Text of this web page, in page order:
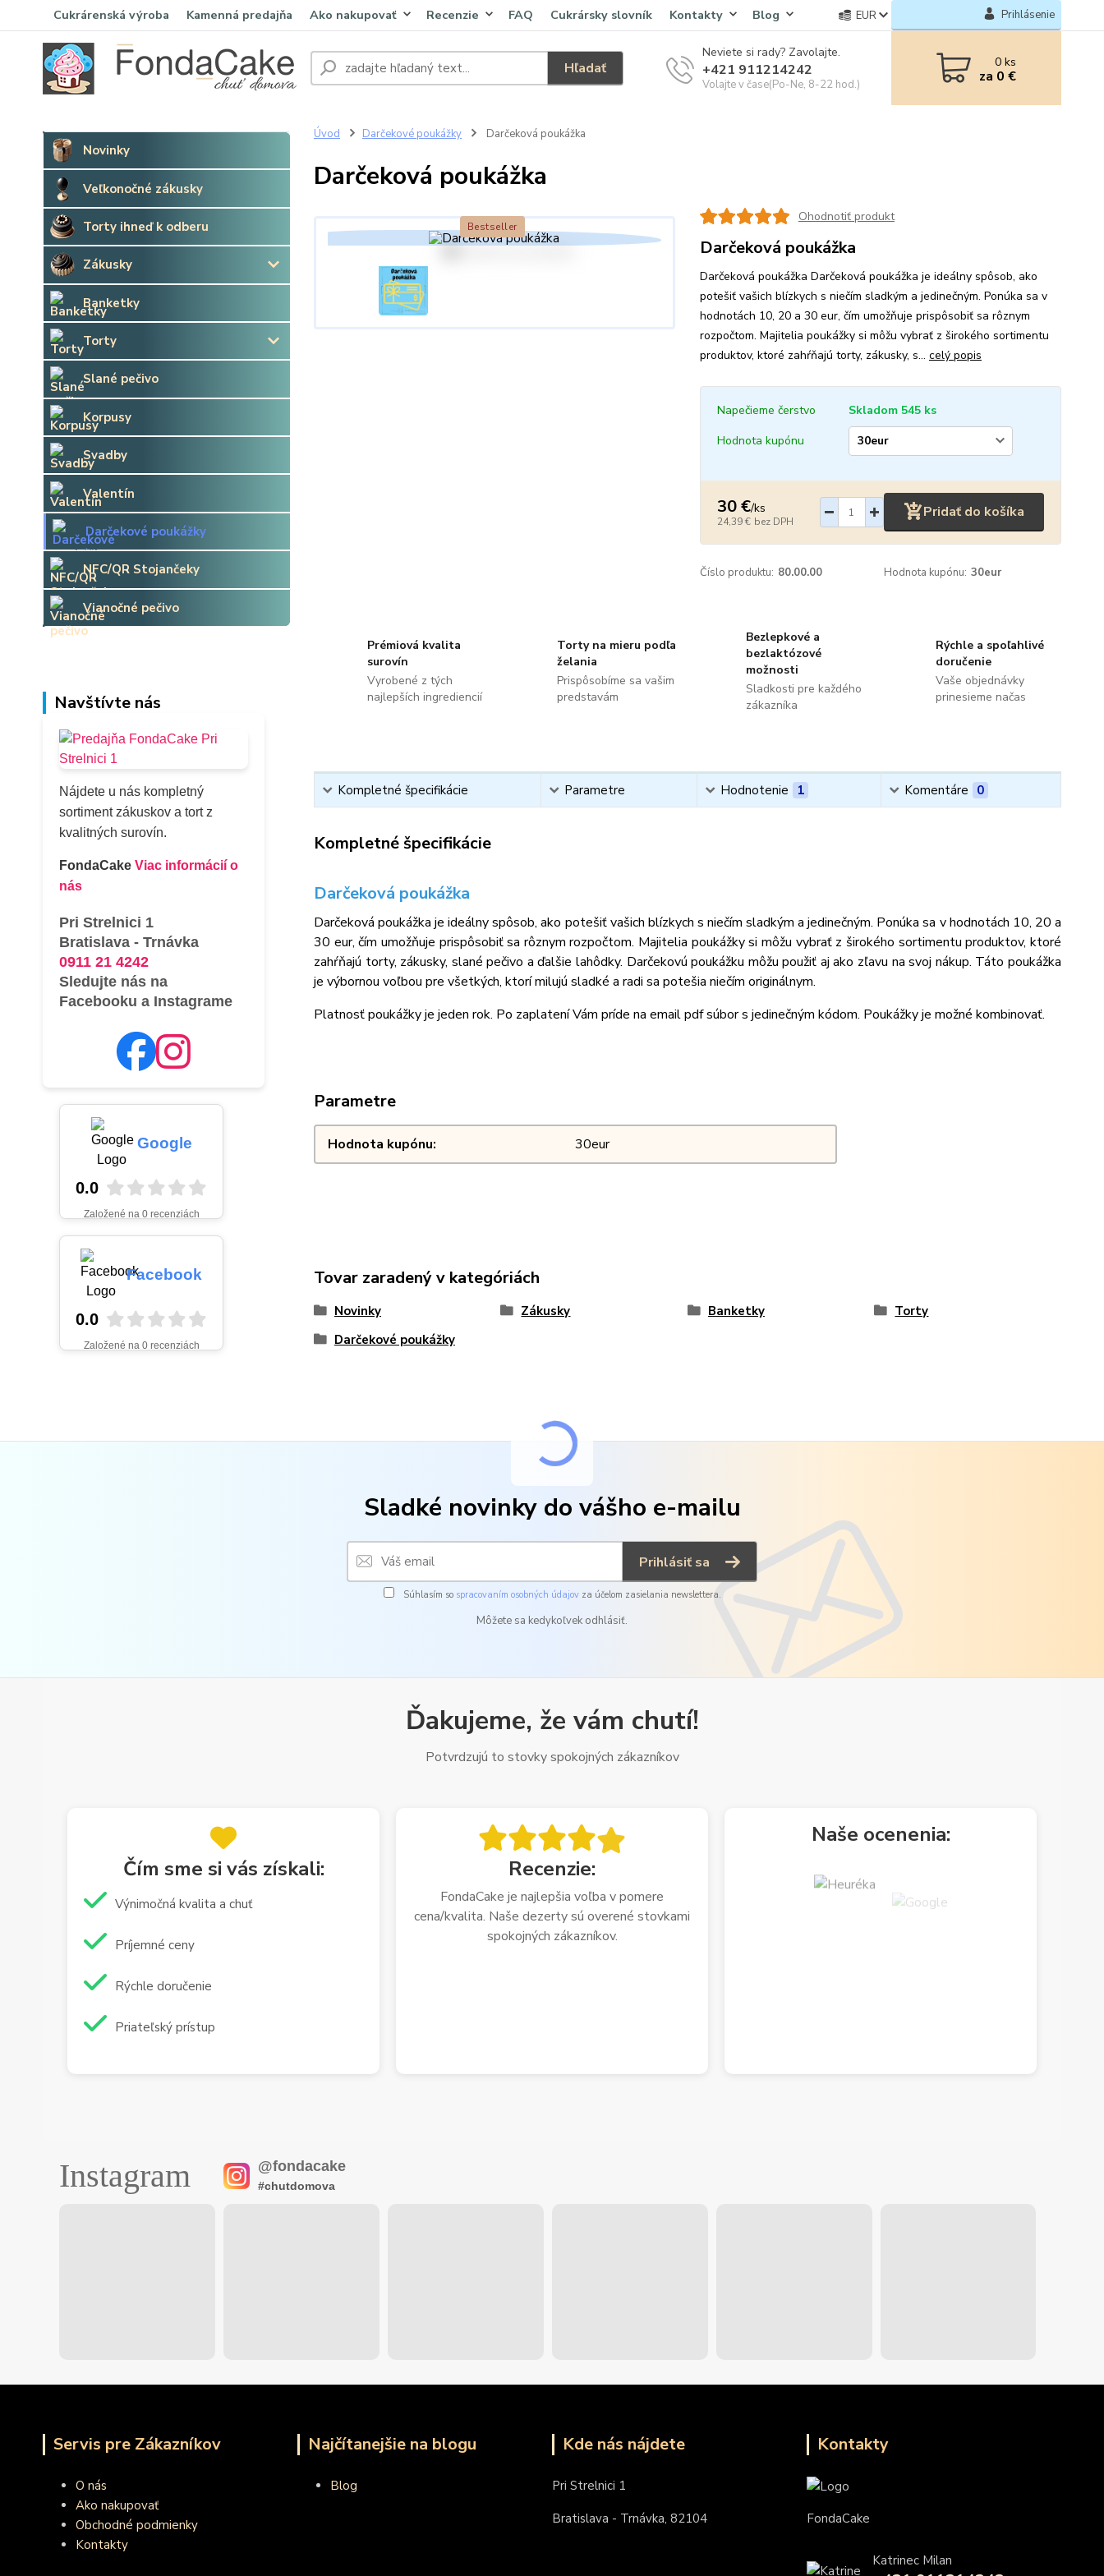
Cukrárenská výroba Kamenná predajňa Ako nakupovať Recenzie FAQ Cukrársky slovník Kontakty Blog EUR Prihlásenie
Hľadať
Neviete si rady? Zavolajte.
+421 911214242
Volajte v čase(Po-Ne, 8-22 hod.)
0ks
za 0 €
Novinky
Veľkonočné zákusky
Torty ihneď k odberu
Zákusky
Banketky
Torty
Slané pečivo
Korpusy
Svadby
Valentín
Darčekové poukážky
NFC/QR Stojančeky
Vianočné pečivo
Navštívte nás
Nájdete u nás kompletný
sortiment zákuskov a tort z
kvalitných surovín.
FondaCake Viac informácií o
nás
Pri Strelnici 1
Bratislava - Trnávka
0911 21 4242
Sledujte nás na
Facebooku a Instagrame
Google
0.0
Založené na 0 recenziách
Facebook
0.0
Založené na 0 recenziách
Úvod Darčekové poukážky Darčeková poukážka
Darčeková poukážka
Bestseller
Ohodnotiť produkt
Darčeková poukážka
Darčeková poukážka Darčeková poukážka je ideálny spôsob, ako
potešiť vašich blízkych s niečím sladkým a jedinečným. Ponúka sa v
hodnotách 10, 20 a 30 eur, čím umožňuje prispôsobiť sa rôznym
rozpočtom. Majitelia poukážky si môžu vybrať z širokého sortimentu
produktov, ktoré zahŕňajú torty, zákusky, s... celý popis
Napečieme čerstvo
Skladom 545 ks
Hodnota kupónu
30 €/ks
24,39 € bez DPH
Pridať do košíka
Číslo produktu: 80.00.00 Hodnota kupónu: 30eur
Prémiová kvalita
surovín
Vyrobené z tých
najlepších ingrediencií
Torty na mieru podľa
želania
Prispôsobíme sa vašim
predstavám
Bezlepkové a
bezlaktózové
možnosti
Sladkosti pre každého
zákazníka
Rýchle a spoľahlivé
doručenie
Vaše objednávky
prinesieme načas
Kompletné špecifikácie Parametre Hodnotenie 1 Komentáre 0
Kompletné špecifikácie
Darčeková poukážka
Darčeková poukážka je ideálny spôsob, ako potešiť vašich blízkych s niečím sladkým a jedinečným. Ponúka sa v hodnotách 10, 20 a
30 eur, čím umožňuje prispôsobiť sa rôznym rozpočtom. Majitelia poukážky si môžu vybrať z širokého sortimentu produktov, ktoré
zahŕňajú torty, zákusky, slané pečivo a ďalšie lahôdky. Darčekovú poukážku môžu použiť aj ako zľavu na svoj nákup. Táto poukážka
je výbornou voľbou pre všetkých, ktorí milujú sladké a radi sa potešia niečím originálnym.
Platnosť poukážky je jeden rok. Po zaplatení Vám príde na email pdf súbor s jedinečným kódom. Poukážky je možné kombinovať.
Parametre
Hodnota kupónu 30eur
Tovar zaradený v kategóriách
Novinky Zákusky Banketky
Torty
Darčekové poukážky
Sladké novinky do vášho e-mailu
Prihlásiť sa
Súhlasím so spracovaním osobných údajovza účelom zasielania newslettera.
Môžete sa kedykoľvek odhlásiť.
Ďakujeme, že vám chutí!
Potvrdzujú to stovky spokojných zákazníkov
Čím sme si vás získali:
Výnimočná kvalita a chuť
Príjemné ceny
Rýchle doručenie
Priateľský prístup
Recenzie:
FondaCake je najlepšia voľba v pomere
cena/kvalita. Naše dezerty sú overené stovkami
spokojných zákazníkov.
Naše ocenenia:
Instagram @fondacake
#chutdomova
Servis pre Zákazníkov
O nás
Ako nakupovať
Obchodné podmienky
Kontakty
Najčítanejšie na blogu
Blog
Kde nás nájdete
Pri Strelnici 1
Bratislava - Trnávka, 82104
Kontakty
FondaCake
Katrinec Milan